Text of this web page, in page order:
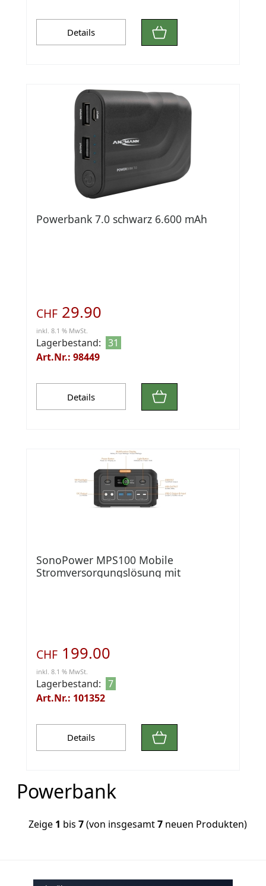
Details
Powerbank 7.0 schwarz 6.600 mAh
CHF 29.90
inkl. 8.1 % MwSt.
Lagerbestand: 31
Art.Nr.: 98449
Details
SonoPower MPS100 Mobile
Stromversorgungslösung mit
CHF 199.00
inkl. 8.1 % MwSt.
Lagerbestand: 7
Art.Nr.: 101352
Details
Powerbank
Zeige 1 bis 7(von insgesamt7 neuen Produkten)